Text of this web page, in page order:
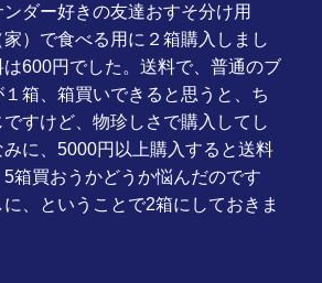
ダー好きの友達おすそ分け用
）で食べる用に２箱購入しまし
600円でした。送料で、普通のブ
箱、箱買いできると思うと、ち
ですけど、物珍しさで購入してし
みに、5000円以上購入すると送料
箱買おうかどうか悩んだのです
、ということで2箱にしておきま